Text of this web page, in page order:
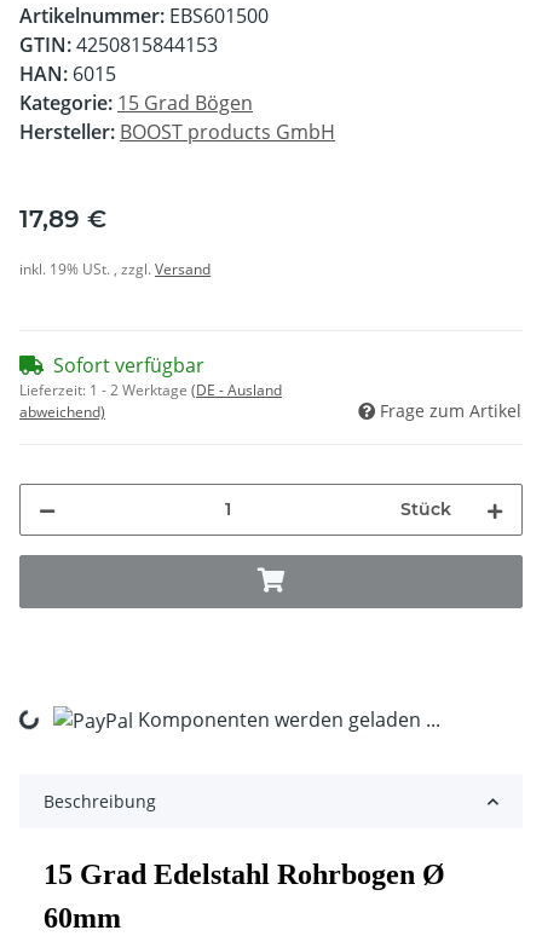
Artikelnummer: EBS601500
GTIN:4250815844153
HAN: 6015
Kategorie: 15 Grad Bögen
Hersteller: BOOST products GmbH
17,89 €
inkl. 19% USt. , zzgl.Versand
Sofort verfügbar
Lieferzeit: 1 - 2 Werktage (DE - Ausland
abweichend)
Frage zum Artikel
Stück
Loading... Komponenten werden geladen ...
Beschreibung
15 Grad Edelstahl Rohrbogen Ø
60mm